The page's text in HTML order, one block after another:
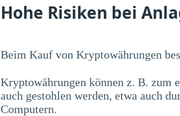
Hohe Risiken bei
Beim Kauf von Kryptowährungen
Kryptowährungen können z. B. zum
auch gestohlen werden, etwa auch
Computern.